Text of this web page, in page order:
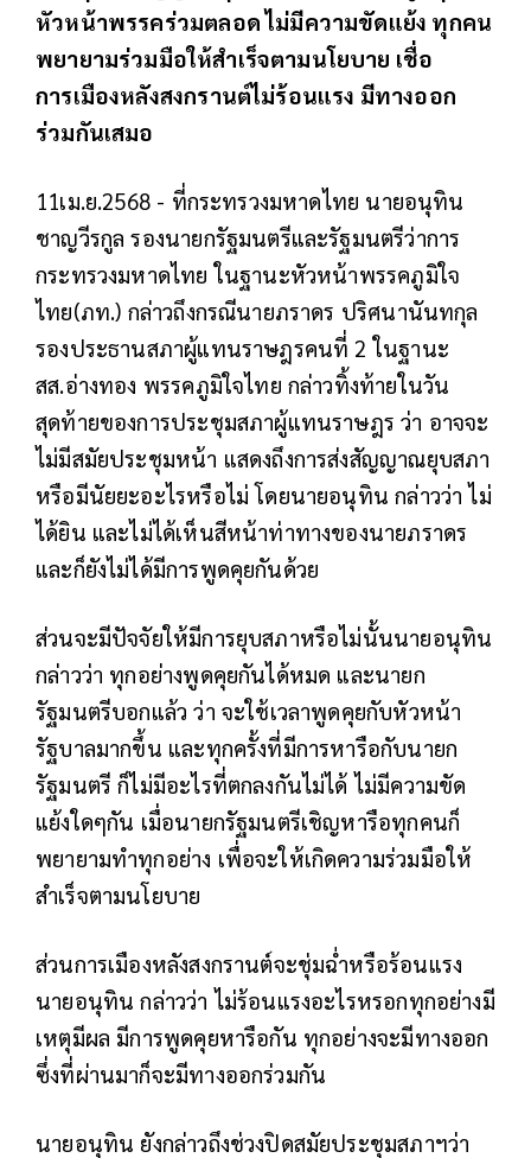
หัวหน้าพรรคร่วมตลอด​ ไม่มีความขัดแย้ง​ ทุกคน
พยายามร่วมมือให้สำเร็จตามนโยบาย​ เชื่อ​
การเมืองหลังสงกรานต์ไม่ร้อนแรง​ มีทางออก
ร่วมกัน​เสมอ​
11เม.ย.2568 - ที่กระทรวงมหาดไทย นายอนุทิน​
ชาญวีรกูล​ รองนายกรัฐมนตรีและรัฐมนตรีว่าการ
กระทรวงมหาดไทย​ ในฐานะหัวหน้าพรรคภูมิใจ
ไทย(ภท.) กล่าวถึงกรณีนายภราดร ปริศนานันทกุล​
รองป​ระธานสภาผู้แทนราษฎรคนที่ 2 ในฐานะ
สส.อ่างทอง พรรคภูมิใจไทย กล่าวทิ้งท้ายในวัน
สุดท้ายของการประชุมสภาผู้แทนราษฎร​ ว่า​ อาจจะ
ไม่มีสมัยประชุมหน้า แสดงถึงการส่งสัญญาณยุบสภา
หรือมีนัยยะอะไรหรือไม่​ โดยนายอนุทิน​ กล่าวว่า​ ไม่
ได้ยิน​ และไม่ได้เห็นสีหน้าท่าทางของนายภราดร
และก็ยังไม่ได้มีการพูดคุยกันด้วย
ส่วนจะมีปัจจัยให้มีการยุบสภาหรือไม่นั้นนายอนุทิน​
กล่าวว่า​ ทุกอย่างพูดคุยกันได้หมด และนายก
รัฐมนตรีบอกแล้ว​ ว่า​ จะใช้เวลาพูดคุยกับหัวหน้า
รัฐบาลมากขึ้น​ และทุกครั้งที่มีการหารือกับนายก
รัฐมนตรี ก็ไม่มีอะไรที่ตกลงกันไม่ได้​ ไม่มีความขัด
แย้งใดๆกัน เมื่อนายกรัฐมนตรีเชิญหารือทุกคนก็
พยายามทำทุกอย่าง เพื่อจะให้เกิดความร่วมมือให้
สำเร็จตามนโยบาย​
ส่วนการเมืองหลังสงกรานต์จะชุ่มฉ่ำหรือร้อนแรง​
นายอนุทิน​ กล่าวว่า​ ไม่ร้อนแรงอะไรหรอก​ทุกอย่างมี
เหตุมีผล​ มีการพูดคุยหารือกัน ทุกอย่างจะมีทางออก​
ซึ่งที่ผ่านมาก็จะมีทางออกร่วมกัน​
นายอนุทิน​ ยังกล่าวถึงช่วงปิดสมัยประชุม​สภาฯว่า​